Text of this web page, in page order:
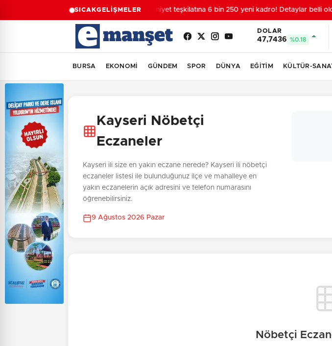
SICAKGELİŞMELER Emniyet teşkilatına 6 bin 250 yeni kadro! Detaylar belli
DOLAR
47,7436 %0.18
BURSA EKONOMİ GÜNDEM SPOR DÜNYA EĞİTİM KÜLTÜR-
Kayseri Nöbetçi
Eczaneler
Kayseri ili size en yakın eczane nerede? Kayseri ili nöbetçi
eczaneler listesi ile bulunduğunuz ilçe ve mahalleye en
yakın eczanelerin açık adresini ve telefon numarasını
öğrenebilirsiniz.
9 Ağustos 2026 Pazar
Nöbetçi